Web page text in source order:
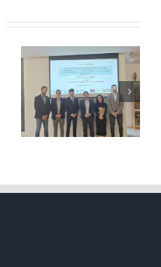
Lectura de tesis
doctoral: Eduardo
Ibor Bernalte